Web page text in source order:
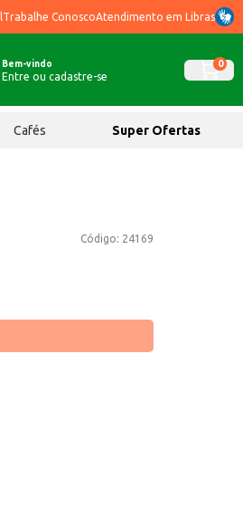
Trabalhe ConoscoAtendimento em Libras
Bem-vindo
Entre ou cadastre-se
0
Cafés Super Ofertas
Código: 24169